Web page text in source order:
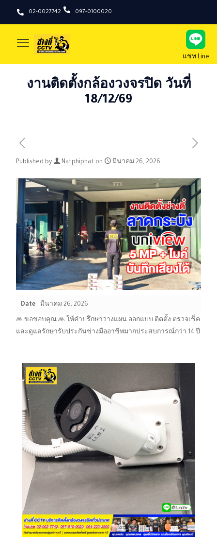
02-0027742 097-0100020
แชท Line
งานติดตั้งกล้องวงจรปิด วันที่
18/12/69
Published by Natphiphat on มีนาคม 26, 2026
Date มีนาคม 26, 2026
🙏 ขอขอบคุณ 🙏 ให้คำปรึกษาวางแผน ออกแบบ ติดตั้ง ตรวจเช็ค
และดูแลรักษารับประกันช่างมืออาชีพมากประสบการณ์กว่า 14 ปี